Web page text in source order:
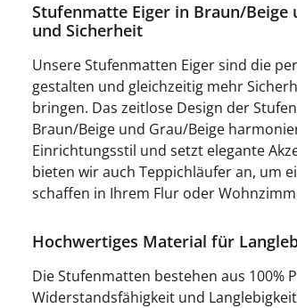
Stufenmatte Eiger in Braun/
und Sicherheit
Unsere Stufenmatten Eiger sind die
gestalten und gleichzeitig mehr
bringen. Das zeitlose Design der
Braun/Beige und Grau/Beige
Einrichtungsstil und setzt elegante
bieten wir auch Teppichläufer an, um
schaffen in Ihrem Flur oder
Hochwertiges Material für
Die Stufenmatten bestehen aus 100%
Widerstandsfähigkeit und